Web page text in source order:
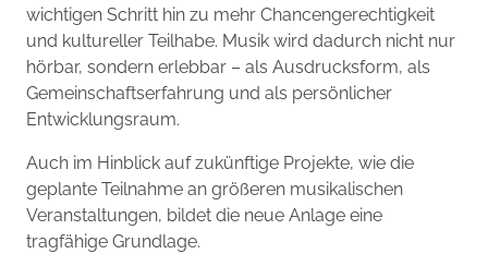
wichtigen Schritt hin zu mehr Chancengerechtigkeit
und kultureller Teilhabe. Musik wird dadurch nicht nur
hörbar, sondern erlebbar – als Ausdrucksform, als
Gemeinschaftserfahrung und als persönlicher
Entwicklungsraum.
Auch im Hinblick auf zukünftige Projekte, wie die
geplante Teilnahme an größeren musikalischen
Veranstaltungen, bildet die neue Anlage eine
tragfähige Grundlage.